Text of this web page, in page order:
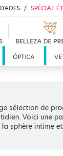
SPÉCIAL
BELLEZA DE
ÓPTICA
sélection de
Voici une
sphère intime